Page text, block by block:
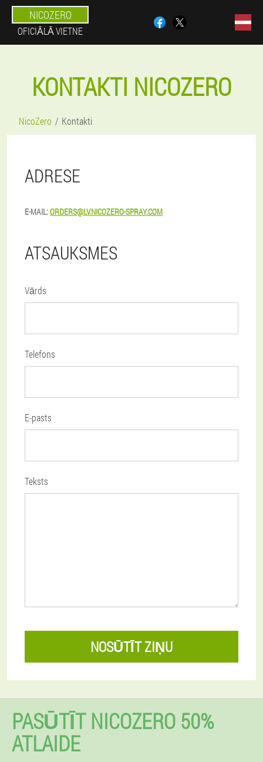
NICOZERO
OFICIĀLĀ VIETNE
KONTAKTI NICOZERO
NicoZero Kontakti
ADRESE
E-MAIL:ORDERS@LV.NICOZERO-SPRAY.COM
ATSAUKSMES
Vārds
Telefons
E-pasts
Teksts
NOSŪTĪT ZIŅU
PASŪTĪT NICOZERO 50%
ATLAIDE